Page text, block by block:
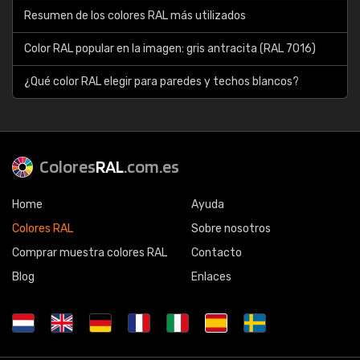
Resumen de los colores RAL más utilizados
Color RAL popular en la imagen: gris antracita (RAL 7016)
¿Qué color RAL elegir para paredes y techos blancos?
ColoresRAL.com.es
Home
Colores RAL
Comprar muestra colores RAL
Blog
Ayuda
Sobre nosotros
Contacto
Enlaces